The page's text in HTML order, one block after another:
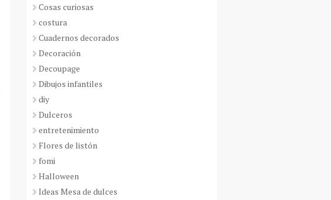
Cosas curiosas
costura
Cuadernos decorados
Decoración
Decoupage
Dibujos infantiles
diy
Dulceros
entretenimiento
Flores de listón
fomi
Halloween
Ideas Mesa de dulces